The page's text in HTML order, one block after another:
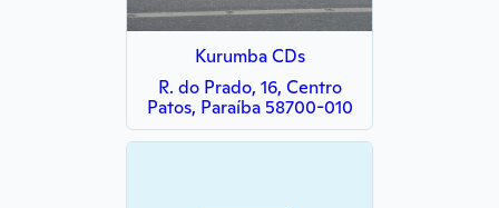
Kurumba CDs
R. do Prado, 16, Centro
Patos, Paraíba 58700-010